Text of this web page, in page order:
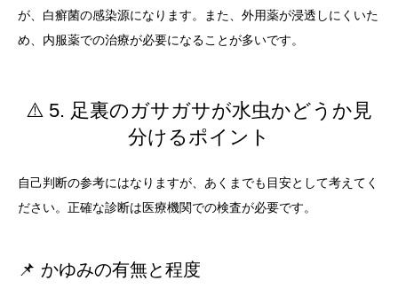
が、白癬菌の感染源になります。また、外用薬が浸透しにくいた
め、内服薬での治療が必要になることが多いです。
⚠️ 5. 足裏のガサガサが水虫かどうか見
分けるポイント
自己判断の参考にはなりますが、あくまでも目安として考えてく
ださい。正確な診断は医療機関での検査が必要です。
📌 かゆみの有無と程度